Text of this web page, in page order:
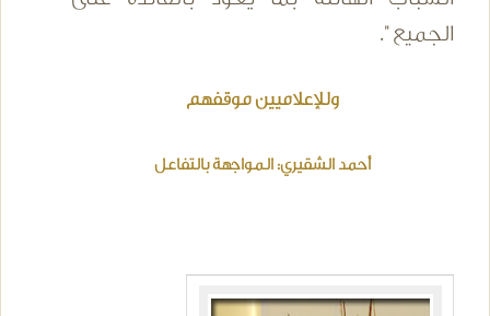
الجميع ".
وللإعلاميين موقفهم
أحمد الشقيري: المواجهة بالتفاعل